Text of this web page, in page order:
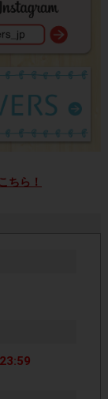
ちら！